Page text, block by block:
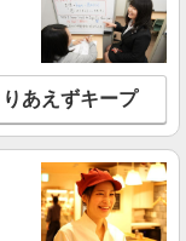
分のみなし残業代
定年収はあくまで
通じて上下する可能
験5年 年収620万円
3年 年収480万円 ／
10-13 TOKYU REIT渋
細を見る
りあえずキープ